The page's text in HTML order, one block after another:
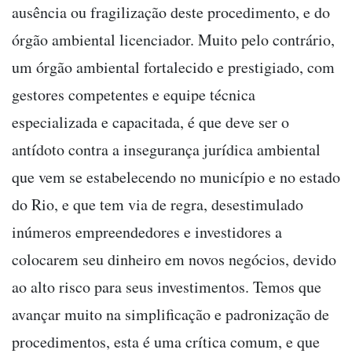
ausência ou fragilização deste procedimento, e do
órgão ambiental licenciador. Muito pelo contrário,
um órgão ambiental fortalecido e prestigiado, com
gestores competentes e equipe técnica
especializada e capacitada, é que deve ser o
antídoto contra a insegurança jurídica ambiental
que vem se estabelecendo no município e no estado
do Rio, e que tem via de regra, desestimulado
inúmeros empreendedores e investidores a
colocarem seu dinheiro em novos negócios, devido
ao alto risco para seus investimentos. Temos que
avançar muito na simplificação e padronização de
procedimentos, esta é uma crítica comum, e que